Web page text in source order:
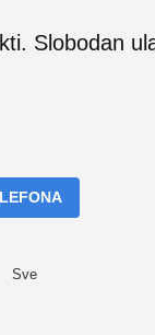
Slobodan
Sve